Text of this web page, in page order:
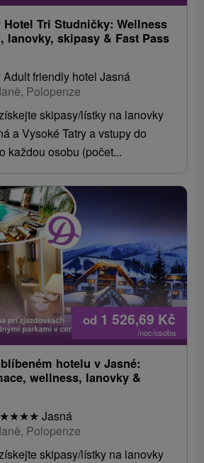
Tri Studničky: Wellness
lanovky, skipasy & Fast Pass
friendly hotel Jasná
Polopenze
skipasy/lístky na lanovky
a Vysoké Tatry a vstupy do
každou osobu (počet...
od 1 526,69 Kč
/noc/osoba
hotelu v Jasné:
wellness, lanovky &
★★★★ Jasná
Polopenze
skipasy/lístky na lanovky